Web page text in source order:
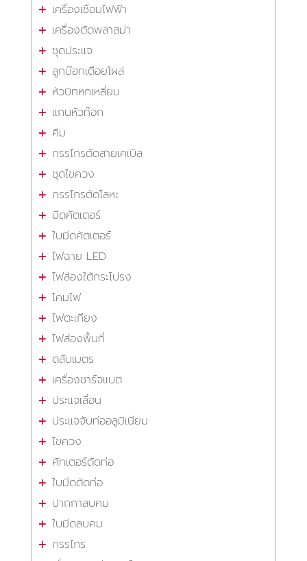
เครื่องเชื่อมไฟฟ้า
เครื่องตัดพลาสม่า
ชุดประแจ
ลูกบ๊อกเดือยโผล่
หัวบิทหกเหลี่ยม
แกนหัวท๊อก
คีม
กรรไกรตัดสายเคเบิล
ชุดไขควง
กรรไกรตัดโลหะ
มีดคัตเตอร์
ใบมีดคัตเตอร์
ไฟฉาย LED
ไฟส่องใต้กระโปรง
โคมไฟ
ไฟตะเกียง
ไฟส่องพื้นที่
ตลับเมตร
เครื่องชาร์จแบต
ประแจเลื่อน
ประแจจับท่ออลูมิเนียม
ไขควง
คัทเตอร์ตัดท่อ
ใบมีดตัดท่อ
ปากกาลบคม
ใบมีดลบคม
กรรไกร